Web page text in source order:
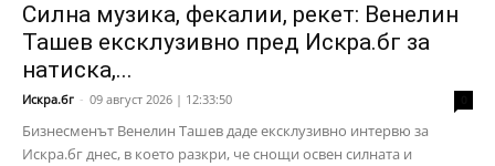
Силна музика, фекалии, рекет: Венелин
Ташев ексклузивно пред Искра.бг за
натиска,...
Искра.бг - 09 август 2026 | 12:33:50
Бизнесменът Венелин Ташев даде ексклузивно интервю за
Искра.бг днес, в което разкри, че снощи освен силната и